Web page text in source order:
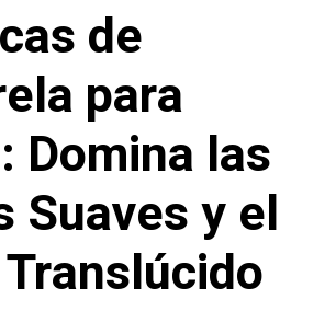
de
para
Domina las
Suaves y el